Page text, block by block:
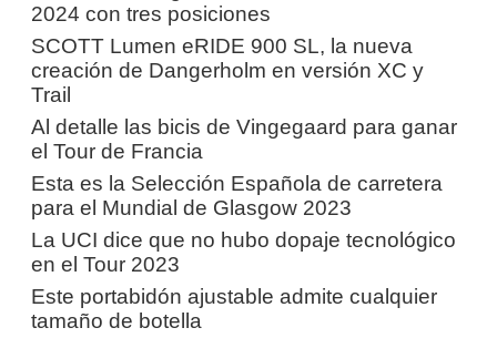
2024 con tres posiciones
SCOTT Lumen eRIDE 900 SL, la nueva
creación de Dangerholm en versión XC y
Trail
Al detalle las bicis de Vingegaard para ganar
el Tour de Francia
Esta es la Selección Española de carretera
para el Mundial de Glasgow 2023
La UCI dice que no hubo dopaje tecnológico
en el Tour 2023
Este portabidón ajustable admite cualquier
tamaño de botella